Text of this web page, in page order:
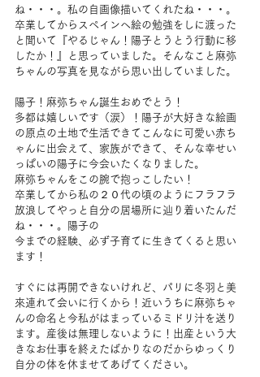
ね・・・。私の自画像描いてくれたね・・・。
卒業してからスぺインへ絵の勉強をしに渡った
と聞いて『やるじゃん！陽子とうとう行動に移
したか！』と思っていました。そんなこと麻弥
ちゃんの写真を見ながら思い出していました。
陽子！麻弥ちゃん誕生おめでとう！
多都は嬉しいです（涙）！陽子が大好きな絵画
の原点の土地で生活できてこんなに可愛い赤ち
ゃんに出会えて、家族ができて、そんな幸せい
っぱいの陽子に今会いたくなりました。
麻弥ちゃんをこの腕で抱っこしたい！
卒業してから私の２０代の頃のようにフラフラ
放浪してやっと自分の居場所に辿り着いたんだ
ね・・・。陽子の
今までの経験、必ず子育てに生きてくると思い
ます！
すぐには再開できないけれど、パリに冬羽と美
來連れて会いに行くから！近いうちに麻弥ちゃ
んの命名と今私がはまっているミドリ汁を送り
ます。産後は無理しないように！出産という大
きなお仕事を終えたばかりなのだからゆっくり
自分の体を休ませてあげてください。